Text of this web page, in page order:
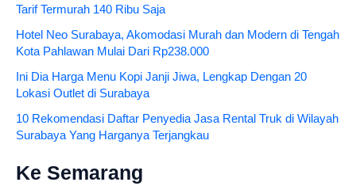
Tarif Termurah 140 Ribu Saja
Hotel Neo Surabaya, Akomodasi Murah dan Modern di Tengah
Kota Pahlawan Mulai Dari Rp238.000
Ini Dia Harga Menu Kopi Janji Jiwa, Lengkap Dengan 20
Lokasi Outlet di Surabaya
10 Rekomendasi Daftar Penyedia Jasa Rental Truk di Wilayah
Surabaya Yang Harganya Terjangkau
Ke Semarang